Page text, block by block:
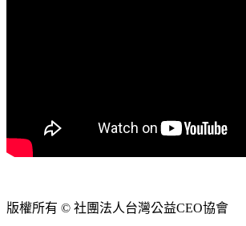
版權所有 © 社團法人台灣公益CEO協會